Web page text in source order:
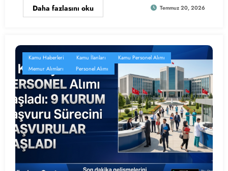
Daha fazlasını oku Temmuz 20, 2026
Kamu Haberleri Kamu İlanları
Kamu Personel Alımı
Memur Alımları
Personel Alımı